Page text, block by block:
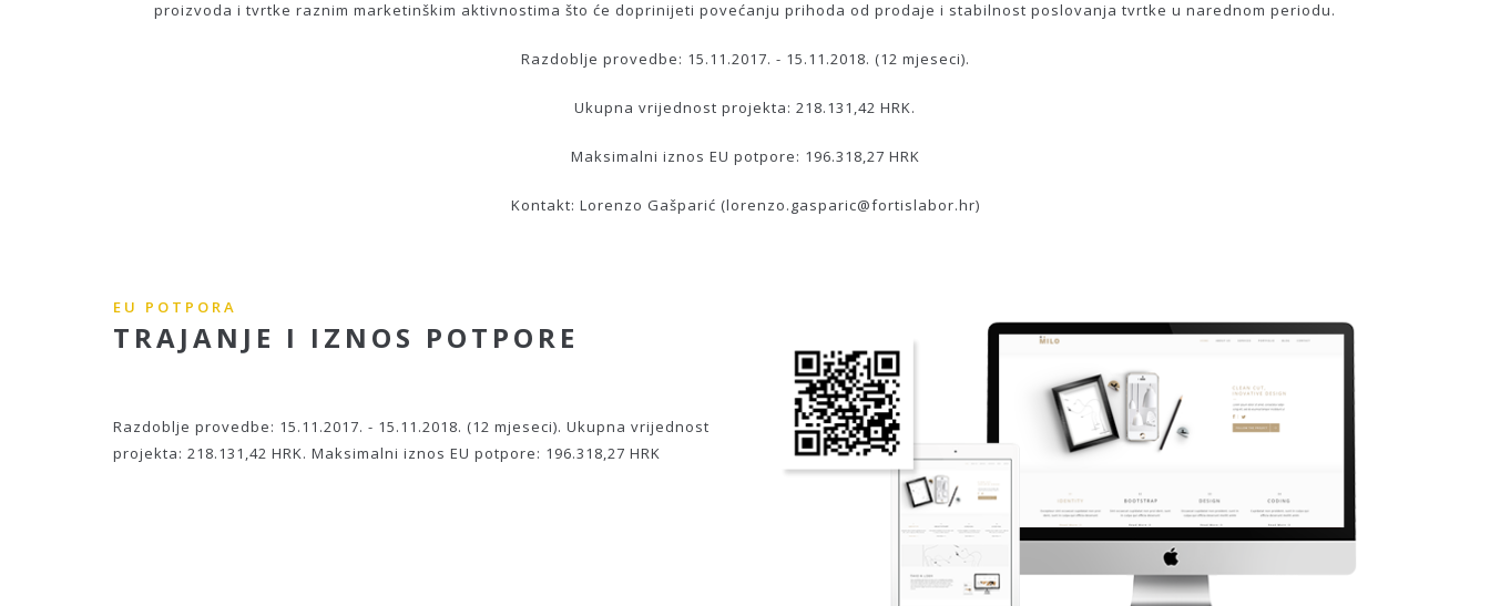
proizvoda i tvrtke raznim marketinškim aktivnostima što će doprinijeti povećanju prihoda od prodaje i stabilnost poslovanja tvrtke u narednom periodu.
Razdoblje provedbe: 15.11.2017. - 15.11.2018. (12 mjeseci).
Ukupna vrijednost projekta: 218.131,42 HRK.
Maksimalni iznos EU potpore: 196.318,27 HRK
Kontakt: Lorenzo Gašparić (lorenzo.gasparic@fortislabor.hr)
EU POTPORA
TRAJANJE I IZNOS POTPORE
Razdoblje provedbe: 15.11.2017. - 15.11.2018. (12 mjeseci). Ukupna vrijednost
projekta: 218.131,42 HRK. Maksimalni iznos EU potpore: 196.318,27 HRK